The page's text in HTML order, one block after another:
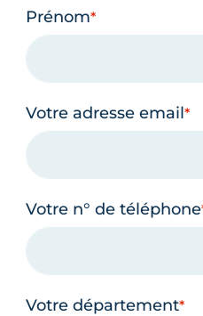
Prénom
Votre adresse email
Votre n° de téléphone
Votre département